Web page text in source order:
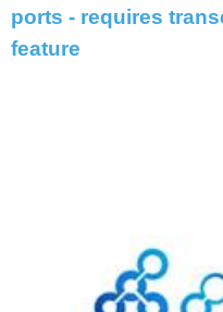
ports - requires
feature